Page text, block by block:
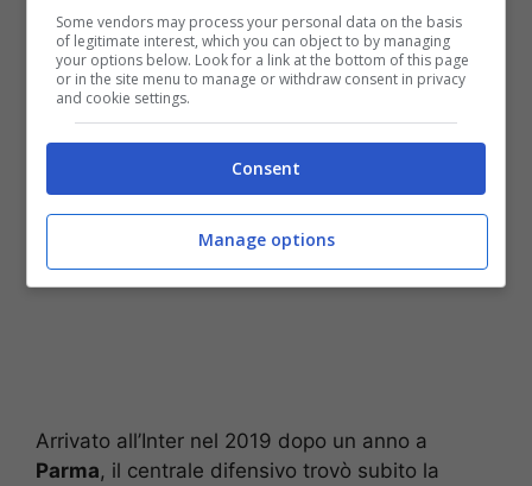
Alessandro Bastoni (stopandgoal.net – Ansa foto)
Arrivato all’Inter nel 2019 dopo un anno a
Parma, il centrale difensivo trovò subito la
Some vendors may process your personal data on the basis
of legitimate interest, which you can object to by managing
your options below. Look for a link at the bottom of this page
or in the site menu to manage or withdraw consent in privacy
and cookie settings.
Consent
Manage options